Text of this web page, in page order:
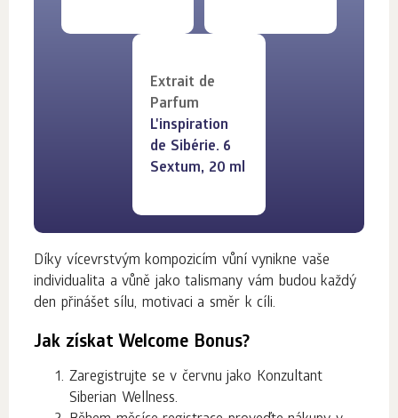
Extrait de
Parfum
L'inspiration
de Sibérie. 6
Sextum, 20 ml
Díky vícevrstvým kompozicím vůní vynikne vaše
individualita a vůně jako talismany vám budou každý
den přinášet sílu, motivaci a směr k cíli.
Jak získat Welcome Bonus?
Zaregistrujte se v červnu jako Konzultant
Siberian Wellness.